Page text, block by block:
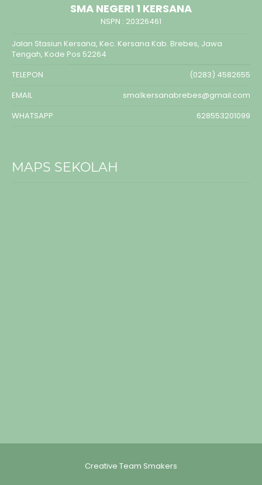
SMA NEGERI 1 KERSANA
NSPN : 20326461
Jalan Stasiun Kersana, Kec. Kersana Kab. Brebes, Jawa
Tengah, Kode Pos 52264
TELEPON
(0283) 4582655
EMAIL
sma1kersanabrebes@gmail.com
WHATSAPP
628553201099
MAPS SEKOLAH
Creative Team Smakers